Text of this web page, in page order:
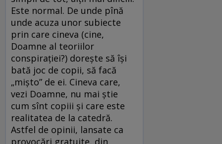
Este normal. De unde pînă
unde acuza unor subiecte
prin care cineva (cine,
Doamne al teoriilor
conspirației?) dorește să își
bată joc de copii, să facă
„mișto” de ei. Cineva care,
vezi Doamne, nu mai știe
cum sînt copiii și care este
realitatea de la catedră.
Astfel de opinii, lansate ca
provocări gratuite, din